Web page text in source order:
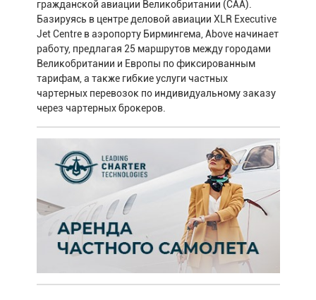
гражданской авиации Великобритании (CAA).
Базируясь в центре деловой авиации XLR Executive
Jet Centre в аэропорту Бирмингема, Above начинает
работу, предлагая 25 маршрутов между городами
Великобритании и Европы по фиксированным
тарифам, а также гибкие услуги частных
чартерных перевозок по индивидуальному заказу
через чартерных брокеров.